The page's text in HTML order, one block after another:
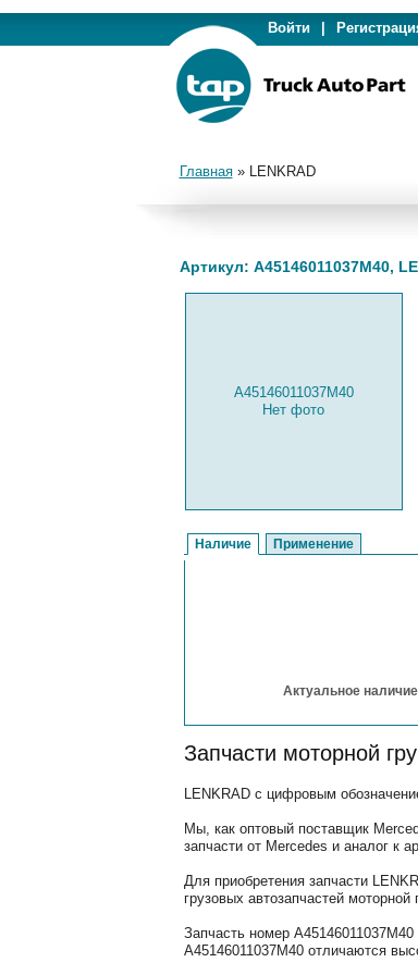
Войти
Главная» LENKRAD
Артикул: A45146011037M40,
A45146011037M40
Нет фото
Наличие Применение
Актуальное
Запчасти моторной
LENKRAD с цифровым
Мы, как оптовый поставщик
запчасти от Mercedes и аналог к
Для приобретения запчасти
грузовых автозапчастей моторной
Запчасть номер
A45146011037M40 отличаются